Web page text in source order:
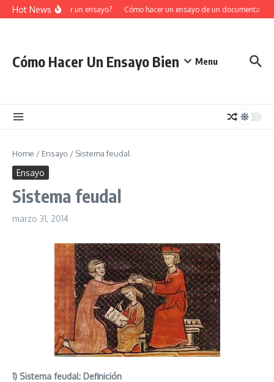
Saltar al contenido
Hot News
¿cómo estructurar un ensayo? Cómo hacer un ensayo de un documental
Cómo Hacer Un Ensayo Bien Menu
Home / Ensayo / Sistema feudal
Ensayo
Sistema feudal
marzo 31, 2014
1) Sistema feudal: Definición